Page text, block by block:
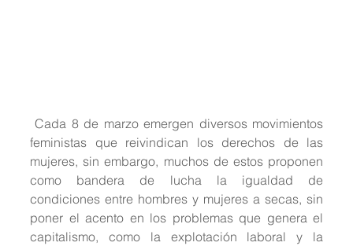
Cada 8 de marzo emergen diversos movimientos
feministas que reivindican los derechos de las
mujeres, sin embargo, muchos de estos proponen
como bandera de lucha la igualdad de
condiciones entre hombres y mujeres a secas, sin
poner el acento en los problemas que genera el
capitalismo, como la explotación laboral y la